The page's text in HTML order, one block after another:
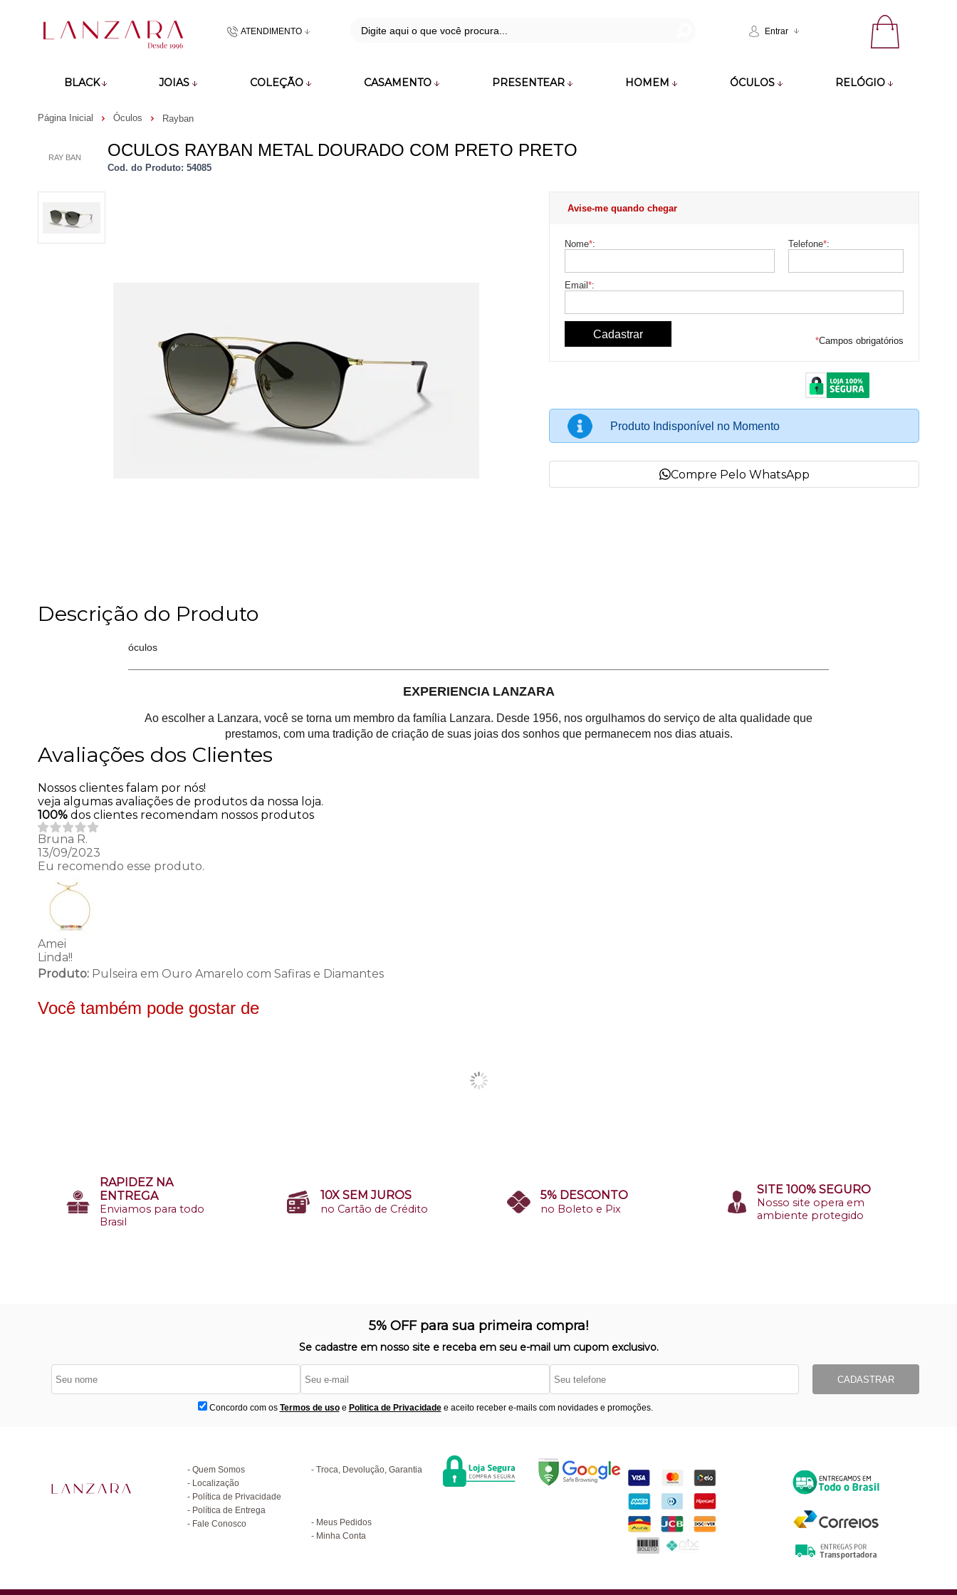
ATENDIMENTO
(48)991860142
Entrar
BLACK JOIAS COLEÇÃO CASAMENTO PRESENTEAR HOMEM ÓCULOS RELÓGIO
Página Inicial Óculos Rayban
RAY BAN OCULOS RAYBAN METAL DOURADO COM PRETO PRETO
Cod. do Produto: 54085
Avise-me quando chegar
Nome*: Telefone*:
Email *:
*Campos obrigatórios
Produto Indisponível no Momento
Compre Pelo WhatsApp
Descrição do Produto
óculos
EXPERIENCIA LANZARA
Ao escolher a Lanzara, você se torna um membro da família Lanzara. Desde 1956, nos orgulhamos do serviço de alta qualidade que
prestamos, com uma tradição de criação de suas joias dos sonhos que permanecem nos dias atuais.
Avaliações dos Clientes
Nossos clientes falam por nós!
veja algumas avaliações de produtos da nossa loja.
100% dos clientes recomendam nossos produtos
Bruna R.
13/09/2023
Eu recomendo esse produto.
Amei
Linda!!
Produto: Pulseira em Ouro Amarelo com Safiras e Diamantes
Você também pode gostar de
RAPIDEZ NA
ENTREGA
Enviamos para todo
Brasil
10X SEM JUROS
no Cartão de Crédito
5% DESCONTO
no Boleto e Pix
SITE 100% SEGURO
Nosso site opera em
ambiente protegido
5% OFF para sua primeira compra!
Se cadastre em nosso site e receba em seu e-mail um cupom exclusivo.
Concordo com os Termos de usoe Politica de Privacidadee aceito receber e-mails com novidades e promoções.
CADASTRAR
Quem Somos
Localização
Política de Privacidade
Política de Entrega
Fale Conosco
Troca, Devolução, Garantia
Meus Pedidos
Minha Conta